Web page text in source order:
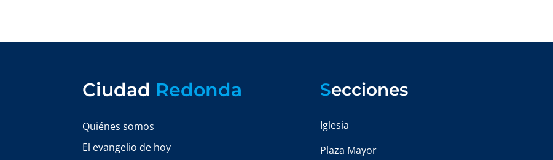
Ciudad Redonda
Quiénes somos
El evangelio de hoy
Secciones
Iglesia
Plaza Mayor